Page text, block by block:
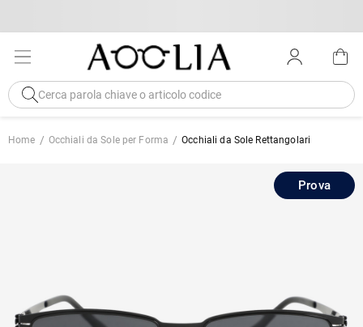
Home Occhiali da Sole per Forma Occhiali da Sole Rettangolari
Prova